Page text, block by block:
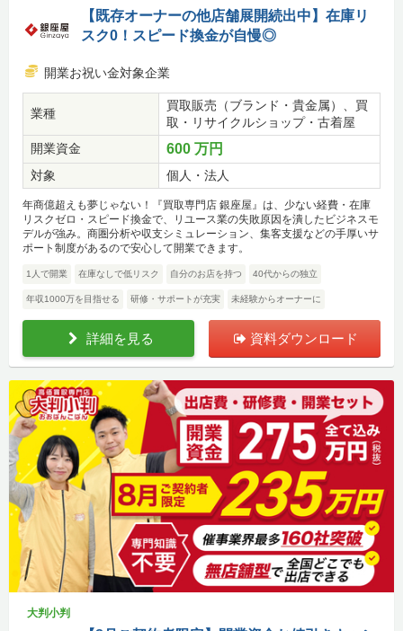
【既存オーナーの他店舗展開続出中】在庫リ
スク0！スピード換金が自慢◎
開業お祝い金対象企業
業種
買取販売（ブランド・貴金属）、買
取・リサイクルショップ・古着屋
開業資金
600 万円
対象 個人・法人
年商億超えも夢じゃない！『買取専門店 銀座屋』は、少ない経費・在庫
リスクゼロ・スピード換金で、リユース業の失敗原因を潰したビジネスモ
デルが強み。商圏分析や収支シミュレーション、集客支援などの手厚いサ
ポート制度があるので安心して開業できます。
1人で開業 在庫なしで低リスク 自分のお店を持つ 40代からの独立
年収1000万を目指せる 研修・サポートが充実 未経験からオーナーに
詳細を見る 資料ダウンロード
大判小判